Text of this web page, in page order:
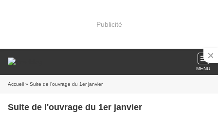
Publicité
MENU
Accueil » Suite de l'ouvrage du 1er janvier
Suite de l'ouvrage du 1er janvier